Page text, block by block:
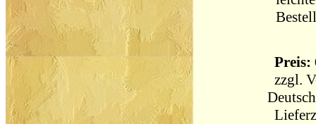
Preis:
zzgl.